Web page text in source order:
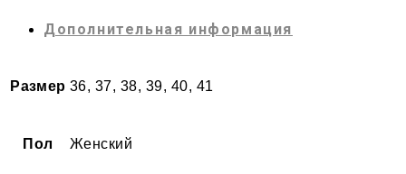
Дополнительная информация
Размер 36, 37, 38, 39, 40, 41
Пол Женский